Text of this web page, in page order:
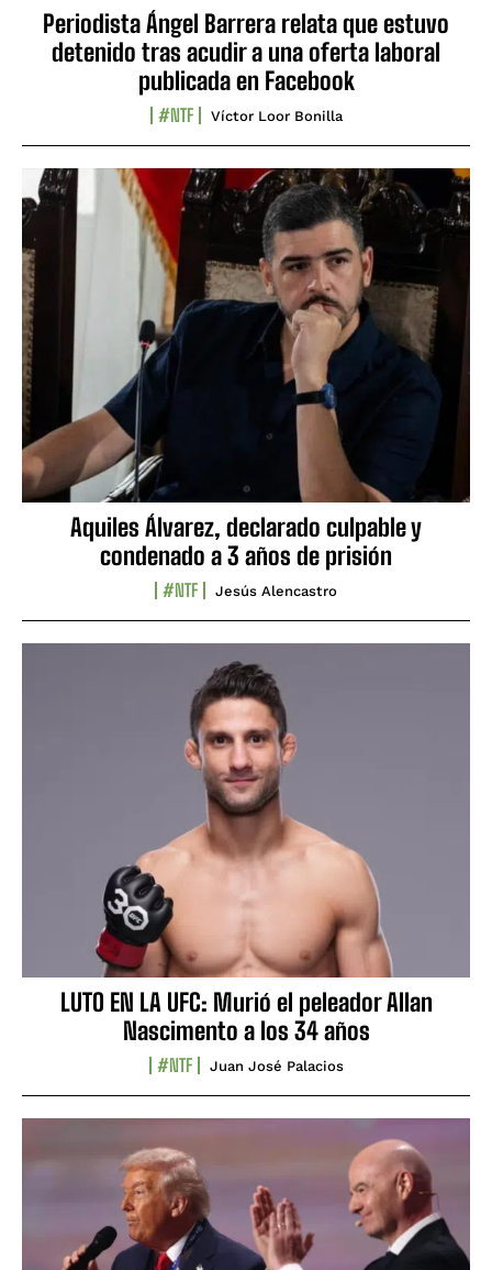
Periodista Ángel Barrera relata que estuvo
detenido tras acudir a una oferta laboral
publicada en Facebook
#NTF Víctor Loor Bonilla
Aquiles Álvarez, declarado culpable y
condenado a 3 años de prisión
#NTF Jesús Alencastro
LUTO EN LA UFC: Murió el peleador Allan
Nascimento a los 34 años
#NTF Juan José Palacios